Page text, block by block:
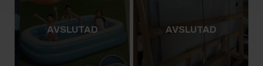
AVSLUTAD AVSLUTAD